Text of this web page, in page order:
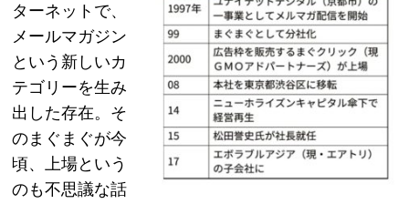
ターネットで、
メールマガジン
という新しいカ
テゴリーを生み
出した存在。そ
のまぐまぐが今
頃、上場という
のも不思議な話